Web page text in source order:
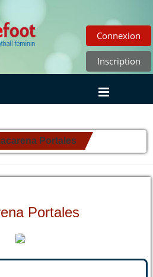
Connexion
Inscription
Portales
Portales